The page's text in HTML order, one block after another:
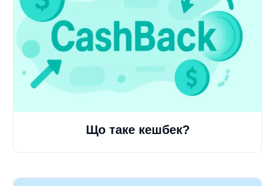
Що таке кешбек?